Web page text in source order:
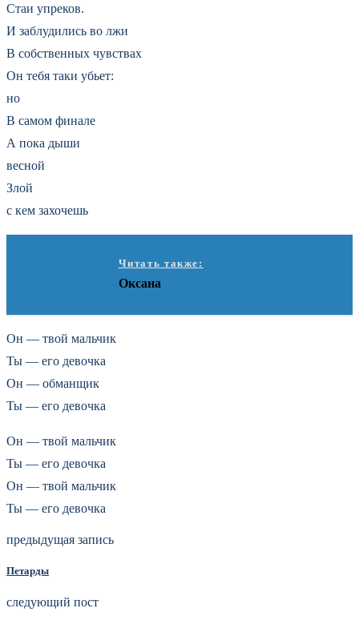
Стаи упреков.
И заблудились во лжи
В собственных чувствах
Он тебя таки убьет:
но
В самом финале
А пока дыши
весной
Злой
с кем захочешь
Читать также:
Оксана
Он — твой мальчик
Ты — его девочка
Он — обманщик
Ты — его девочка
Он — твой мальчик
Ты — его девочка
Он — твой мальчик
Ты — его девочка
предыдущая запись
Петарды
следующий пост